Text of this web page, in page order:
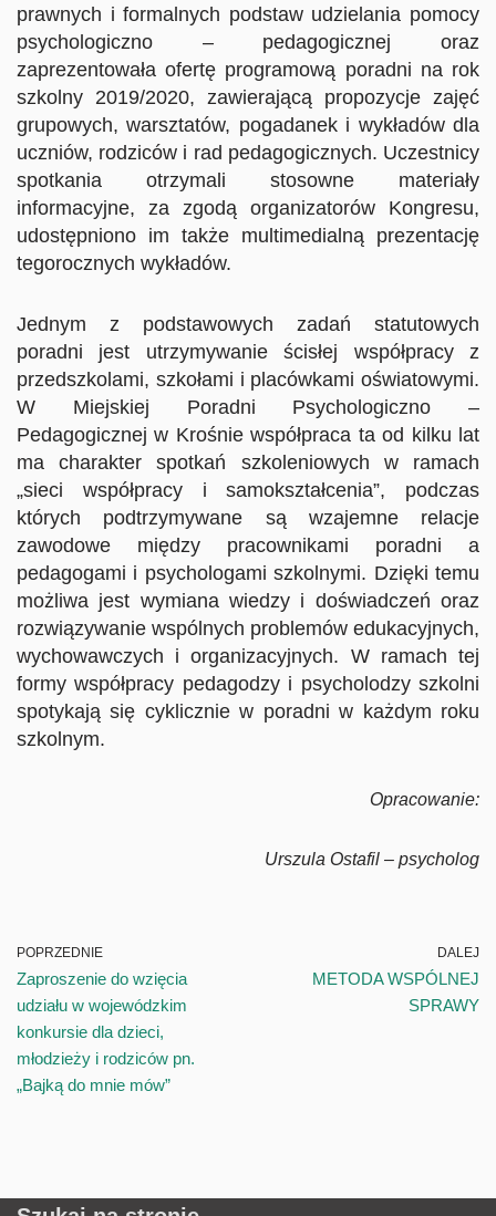
prawnych i formalnych podstaw udzielania pomocy
psychologiczno – pedagogicznej oraz
zaprezentowała ofertę programową poradni na rok
szkolny 2019/2020, zawierającą propozycje zajęć
grupowych, warsztatów, pogadanek i wykładów dla
uczniów, rodziców i rad pedagogicznych. Uczestnicy
spotkania otrzymali stosowne materiały
informacyjne, za zgodą organizatorów Kongresu,
udostępniono im także multimedialną prezentację
tegorocznych wykładów.
Jednym z podstawowych zadań statutowych
poradni jest utrzymywanie ścisłej współpracy z
przedszkolami, szkołami i placówkami oświatowymi.
W Miejskiej Poradni Psychologiczno –
Pedagogicznej w Krośnie współpraca ta od kilku lat
ma charakter spotkań szkoleniowych w ramach
„sieci współpracy i samokształcenia”, podczas
których podtrzymywane są wzajemne relacje
zawodowe między pracownikami poradni a
pedagogami i psychologami szkolnymi. Dzięki temu
możliwa jest wymiana wiedzy i doświadczeń oraz
rozwiązywanie wspólnych problemów edukacyjnych,
wychowawczych i organizacyjnych. W ramach tej
formy współpracy pedagodzy i psycholodzy szkolni
spotykają się cyklicznie w poradni w każdym roku
szkolnym.
Opracowanie:
Urszula Ostafil – psycholog
POPRZEDNIE
Zaproszenie do wzięcia
udziału w wojewódzkim
konkursie dla dzieci,
młodzieży i rodziców pn.
„Bajką do mnie mów”
DALEJ
METODA WSPÓLNEJ
SPRAWY